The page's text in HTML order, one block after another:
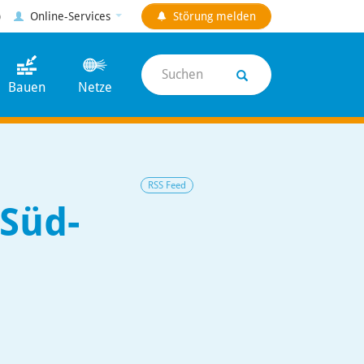
Online-Services Störung melden
Bauen Netze
Suchen
RSS Feed